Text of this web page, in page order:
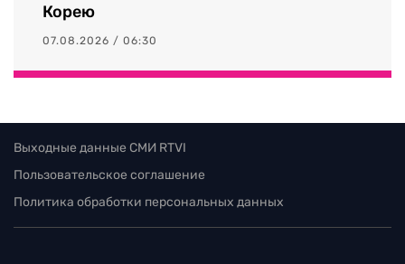
Корею
07.08.2026 / 06:30
Выходные данные СМИ RTVI
Пользовательское соглашение
Политика обработки персональных данных